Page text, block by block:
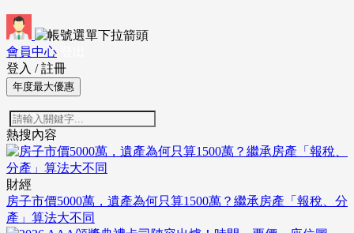
會員中心
登入 / 註冊
年度最大優惠
熱搜內容
財經
房子市價5000萬，遺產為何只算1500萬？繼承房產「報稅、分
產」算法大不同